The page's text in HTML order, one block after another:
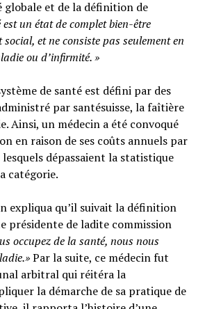
globale et de la définition de
un état de complet bien-être
social, et ne consiste pas seulement en
ou d’infirmité.»
de santé est défini par des
par santésuisse, la faîtière
Ainsi, un médecin a été convoqué
en raison de ses coûts annuels par
dépassaient la statistique
catégorie.
expliqua qu’il suivait la définition
présidente de ladite commission
occupez de la santé, nous nous
Par la suite, ce médecin fut
arbitral qui réitéra la
la démarche de sa pratique de